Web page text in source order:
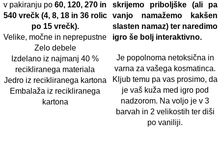
v pakiranju po 60, 120, 270 in
540 vrečk (4, 8, 18 in 36 rolic
po 15 vrečk).
Velike, močne in neprepustne
Zelo debele
Izdelano iz najmanj 40 %
recikliranega materiala
Jedro iz recikliranega kartona
Embalaža iz recikliranega
kartona
skrijemo priboljške (ali pa
vanjo namažemo kakšen
slasten namaz) ter naredimo
igro še bolj interaktivno.
Je popolnoma netoksična in
varna za vašega kosmatinca.
Kljub temu pa vas prosimo, da
je vaš kuža med igro pod
nadzorom. Na voljo je v 3
barvah in 2 velikostih ter diši
po vaniliji.